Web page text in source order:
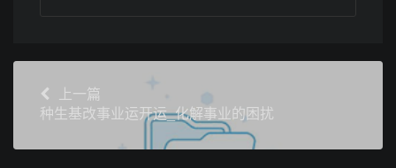
上一篇
种生基改事业运开运_化解事业的困扰